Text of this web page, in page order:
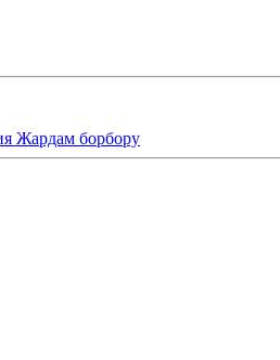
Жардам борбору